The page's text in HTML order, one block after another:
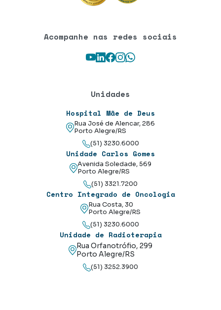
Acompanhe nas redes sociais
Youtube
LinkedIn
Facebook
Instagram
WhatsApp
Unidades
Hospital Mãe de Deus
Rua José de Alencar, 286
Porto Alegre/RS
(51) 3230.6000
Unidade Carlos Gomes
Avenida Soledade, 569
Porto Alegre/RS
(51) 3321.7200
Centro Integrado de Oncologia
Rua Costa, 30
Porto Alegre/RS
(51) 3230.6000
Unidade de Radioterapia
Rua Orfanotrófio, 299
Porto Alegre/RS
(51) 3252.3900